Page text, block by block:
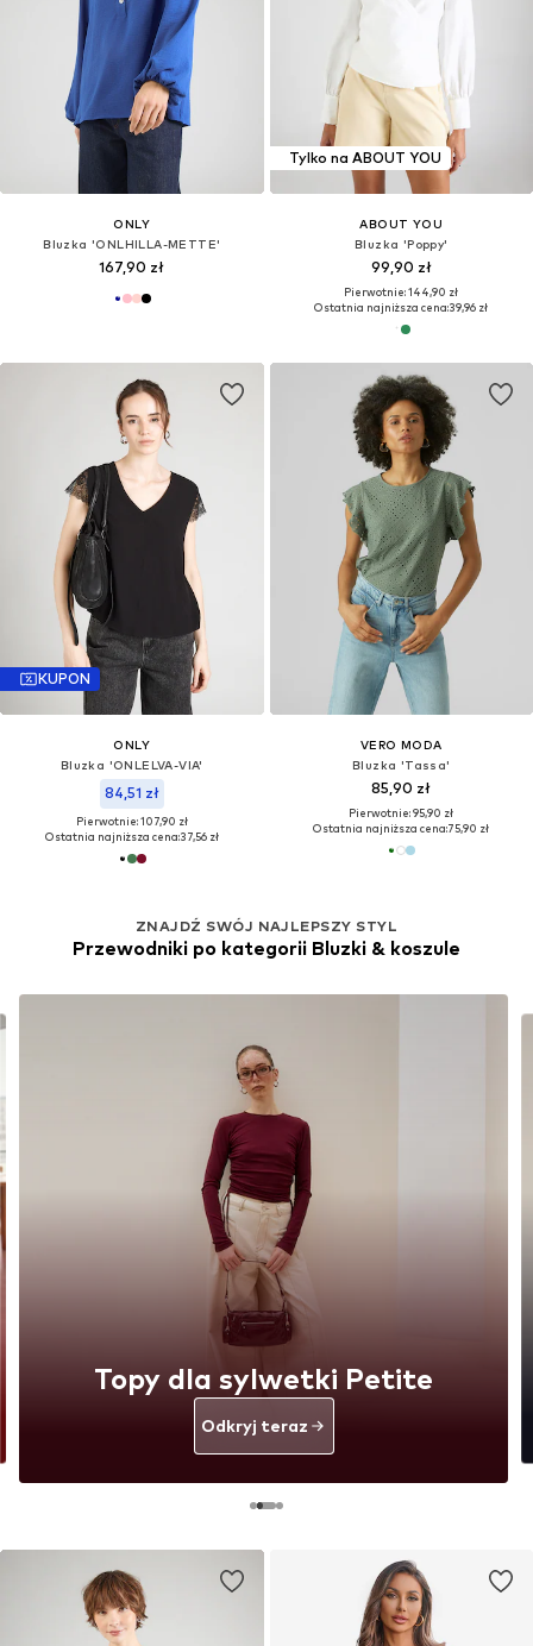
ONLY
Bluzka 'ONLHILLA-METTE'
167,90 zł
Tylko na ABOUT YOU
ABOUT YOU
Bluzka 'Poppy'
99,90 zł
Pierwotnie: 144,90 zł
Ostatnia najniższa cena:39,96 zł
KUPON
ONLY
Bluzka 'ONLELVA-VIA'
84,51 zł
Pierwotnie: 107,90 zł
Ostatnia najniższa cena:37,56 zł
VERO MODA
Bluzka 'Tassa'
85,90 zł
Pierwotnie: 95,90 zł
Ostatnia najniższa cena:75,90 zł
ZNAJDŹ SWÓJ NAJLEPSZY STYL
Przewodniki po kategorii Bluzki & koszule
Topy dla sylwetki Petite
Odkryj teraz